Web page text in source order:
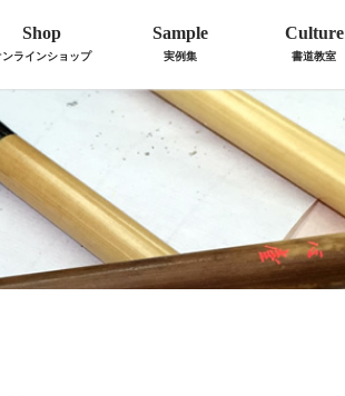
Shop
ンラインショップ
Sample
実例集
Culture
書道教室